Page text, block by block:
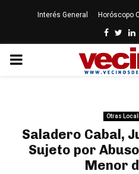
Interés General Horóscopo
PRIMARY
Otras
Saladero Cabal,
Sujeto por
Menor